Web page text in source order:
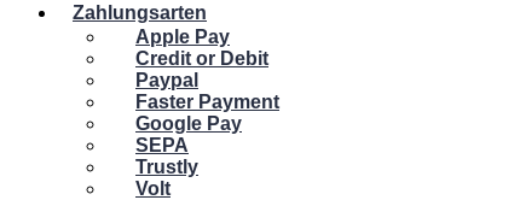
Zahlungsarten
Apple Pay
Credit or Debit
Paypal
Faster Payment
Google Pay
SEPA
Trustly
Volt